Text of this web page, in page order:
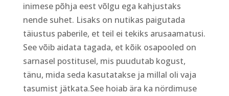
inimese põhja eest võlgu ega kahjustaks
nende suhet. Lisaks on nutikas paigutada
täiustus paberile, et teil ei tekiks arusaamatusi.
See võib aidata tagada, et kõik osapooled on
sarnasel postitusel, mis puudutab kogust,
tänu, mida seda kasutatakse ja millal oli vaja
tasumist jätkata.See hoiab ära ka nördimuse